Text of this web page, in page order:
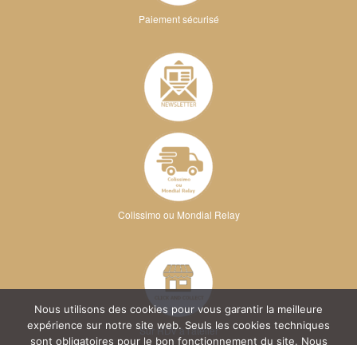
Paiement sécurisé
Colissimo ou Mondial Relay
Sur RDV à l'atelier
Nous utilisons des cookies pour vous garantir la meilleure
expérience sur notre site web. Seuls les cookies techniques
sont obligatoires pour le bon fonctionnement du site. Nous